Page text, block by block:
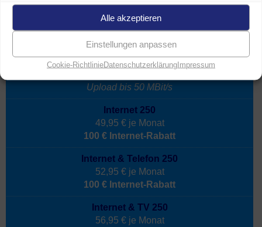
Alle akzeptieren
Einstellungen anpassen
Cookie-RichtlinieDatenschutzerklärungImpressum
je Monat
Fiber 250 Anschluss
via FTTH / FTTB / FTTC
Upload bis 50 MBit/s
Internet 250
49,95 € je Monat
100 € Internet-Rabatt
Internet & Telefon 250
52,95 € je Monat
100 € Internet-Rabatt
Internet & TV 250
56,95 € je Monat